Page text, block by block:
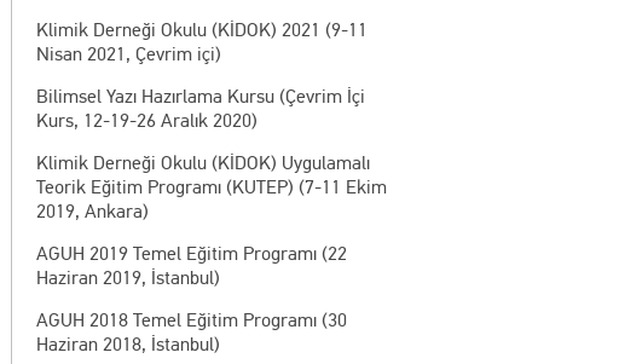
Klimik Derneği Okulu (KİDOK) 2021 (9-11
Nisan 2021, Çevrim içi)
Bilimsel Yazı Hazırlama Kursu (Çevrim İçi
Kurs, 12-19-26 Aralık 2020)
Klimik Derneği Okulu (KİDOK) Uygulamalı
Teorik Eğitim Programı (KUTEP) (7-11 Ekim
2019, Ankara)
AGUH 2019 Temel Eğitim Programı (22
Haziran 2019, İstanbul)
AGUH 2018 Temel Eğitim Programı (30
Haziran 2018, İstanbul)